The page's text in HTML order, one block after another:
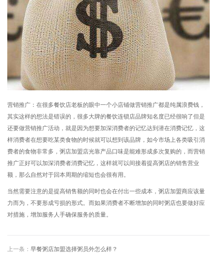
营销推广：在很多餐饮店老板的眼中一个小店铺做营销推广都是纯属浪费钱，
其实这样的想法是错误的，很多大牌的餐饮连锁店品牌知名度已经很响了但是
还要做营销推广活动，就是因为想要加深消费者的记忆达到潜在消费记忆，这
样消费者在想要吃某类食物的时候就可以想到该品牌，如今市场上各类吸引消
费者的食物非常多，粥店加盟店光靠产品口味是能难形成多次复购的，而营销
推广正好可以加深消费者消费记忆，这样就可以间接着提高粥店的销售营业
额，那么自然对于回本周期的缩短也会很有用。
当然需要注意的是提高销售额的同时也会在付出一些成本， 粥店加盟商应该量
力而为，不要形成亏损的形式。而如果消费者不断增加的同时粥店也要做好应
对措施，增加服务人手确保服务的质量。
上一条： 早餐粥店加盟选择粥员外怎么样？